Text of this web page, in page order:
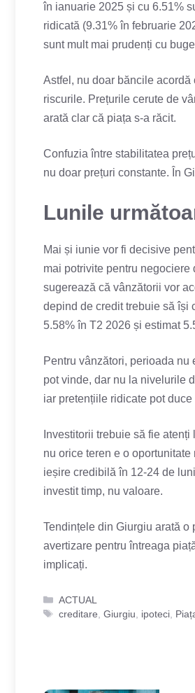
în ianuarie 2025 și cu 6.51%
ridicată (9.31% în februarie
sunt mult mai prudenți cu
Astfel, nu doar băncile
riscurile. Prețurile cerute de
arată clar că piața s-a răcit.
Confuzia între stabilitatea
nu doar prețuri constante. În
Lunile
Mai și iunie vor fi decisive
mai potrivite pentru
sugerează că vânzătorii vor
depind de credit trebuie să își
5.58% în T2 2026 și estimat
Pentru vânzători, perioada
pot vinde, dar nu la nivelurile
iar pretențiile ridicate pot
Investitorii trebuie să fie
nu orice teren e o
ieșire credibilă în 12-24 de
investit timp, nu valoare.
Tendințele din Giurgiu arată o
avertizare pentru întreaga
implicați.
Categorii
ACTUAL
Etichete
creditare Giurgiu ipoteci,